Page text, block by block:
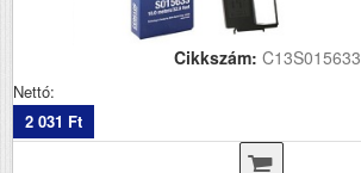
Cikkszám: C13S015633
Nettó:
2 031 Ft